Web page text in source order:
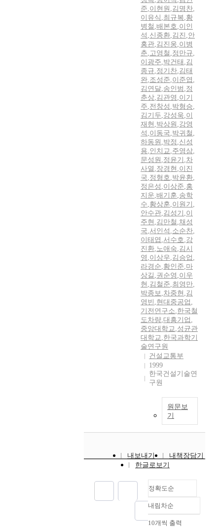
준,이현원 ,김명찬,
이유식 ,최규복,황
병철 ,배본호,이인
석 ,신종환,김진 ,안
홍관,김진웅,이병
춘,고영철 ,정만규,
이광주,박건태 ,김
종규,정기찬,김태
완,조성준,이준엽 ,
김연달,송인범 ,정
춘상,김관영 ,이기
주,전창성 ,박형승,
김기두,강성욱,이
재현 ,박상원 ,강영
석 ,이동국,박귀철 ,
하동원 ,박정 ,신성
용,인치교,주영삼,
문성원 ,정윤기 ,차
사열 ,장경현 ,이진
국,정형호,박윤환,
정은성 ,이상준,홍
지운,배기훈,송학
수,황상훈,이원기 ,
안수관,김성기 ,이
주현 ,김만철 ,채성
국,서인석 ,소순찬,
이태엽 ,서수호,강
진환,노애숙,김시
영 ,이상우,김승업 ,
라경순,황인준,마
상길 ,권순영 ,이우
현 ,김철준,최영만,
박종보,차중현 ,김
영빈 ,현대중공업 ,
기전연구소,한국철
도차량,대흥기업 ,
중앙대학교,성균관
대학교,한국과학기
술연구원
건설교통부
1999
한국건설기술연
구원
원문보
기
내보내기
내책장담기
한글로보기
정확도순
정확도
순
내림차순
내림차순
10개씩 출력